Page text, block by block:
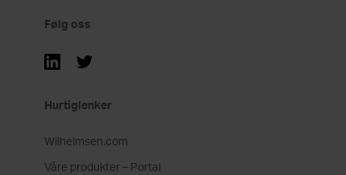
Følg oss
Hurtiglenker
Wilhelmsen.com
Våre produkter – Portal